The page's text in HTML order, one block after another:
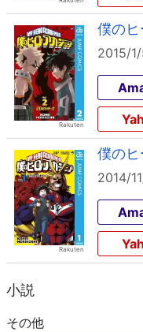
僕の
2015/
僕のヒ
2014/
小説
その他